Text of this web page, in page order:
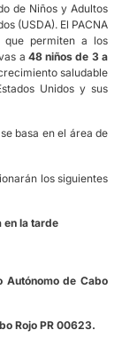
de Niños y Adultos
(USDA). El PACNA
que permiten a los
a 48 niños de 3 a
saludable
Unidos y sus
basa en el área de
los siguientes
en la tarde
Autónomo de Cabo
Rojo PR 00623.